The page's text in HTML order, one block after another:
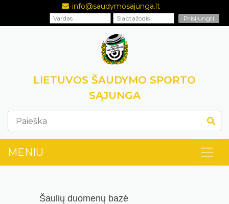
info@saudymosajunga.lt
LIETUVOS ŠAUDYMO SPORTO
SĄJUNGA
MENIU
Šaulių duomenų bazė